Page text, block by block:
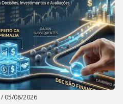
/ 05/08/2026